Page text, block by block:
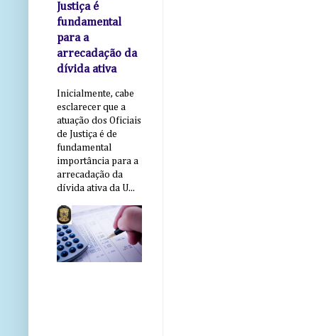
Justiça é
fundamental
para a
arrecadação da
dívida ativa
Inicialmente, cabe
esclarecer que a
atuação dos Oficiais
de Justiça é de
fundamental
importância para a
arrecadação da
dívida ativa da U...